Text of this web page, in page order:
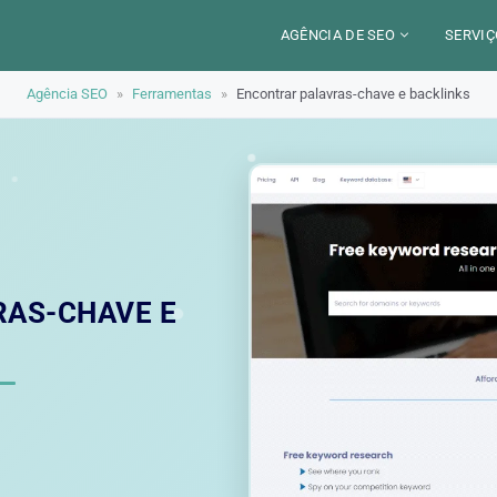
AGÊNCIA DE SEO
LOCALIZAÇÃO
LYON
ALEXANDRE MAROTEL
Agência SEO » Ferramentas » Encontrar palavras-chave e backlinks
CHAVE E